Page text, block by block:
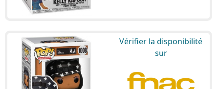
Vérifier la disponibilité
sur